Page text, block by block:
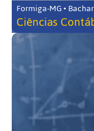
Formiga-MG •
Ciências